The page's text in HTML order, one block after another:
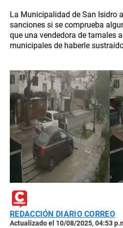
La Municipalidad de San Isidro
sanciones si se comprueba
que una vendedora de tamales
municipales de haberle
REDACCIÓN DIARIO CORREO
Actualizado el 10/08/2025, 04:53